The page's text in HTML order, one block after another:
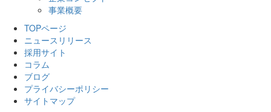
事業概要
TOPページ
ニュースリリース
採用サイト
コラム
ブログ
プライバシーポリシー
サイトマップ